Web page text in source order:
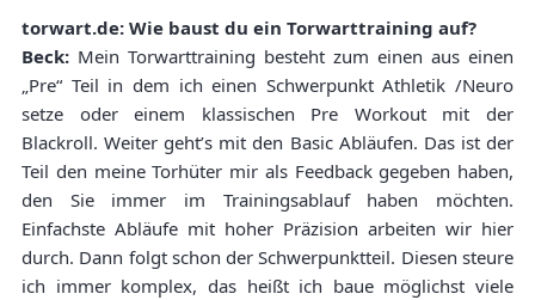
torwart.de: Wie baust du ein Torwarttraining auf?
Beck: Mein Torwarttraining besteht zum einen aus einen
„Pre“ Teil in dem ich einen Schwerpunkt Athletik /Neuro
setze oder einem klassischen Pre Workout mit der
Blackroll. Weiter geht’s mit den Basic Abläufen. Das ist der
Teil den meine Torhüter mir als Feedback gegeben haben,
den Sie immer im Trainingsablauf haben möchten.
Einfachste Abläufe mit hoher Präzision arbeiten wir hier
durch. Dann folgt schon der Schwerpunktteil. Diesen steure
ich immer komplex, das heißt ich baue möglichst viele